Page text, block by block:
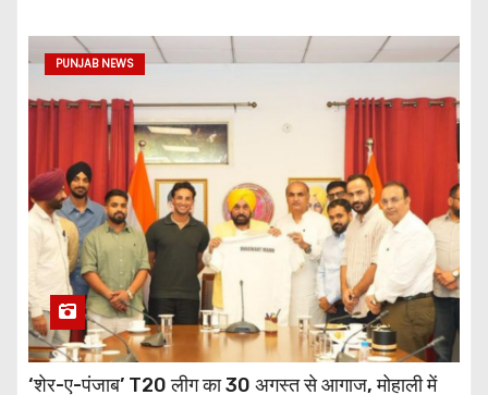
PUNJAB NEWS
‘शेर-ए-पंजाब’ T20 लीग का 30 अगस्त से आगाज, मोहाली में